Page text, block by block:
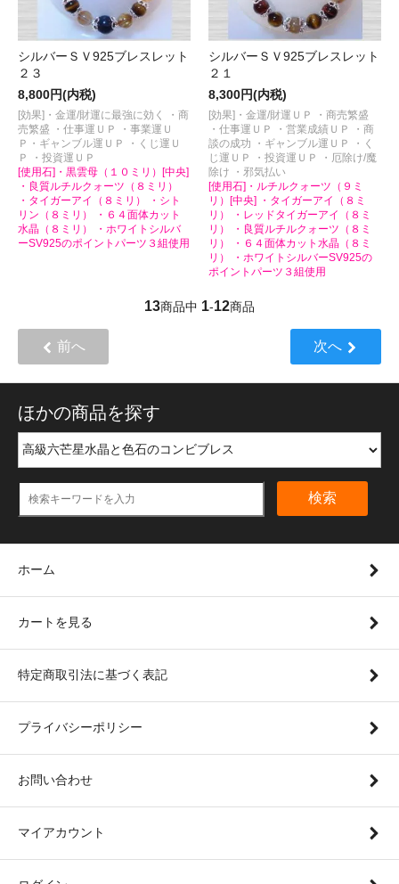
シルバーＳＶ925ブレスレット
２３
8,800円(内税)
[効果]・金運/財運に最強に効く ・商
売繁盛 ・仕事運ＵＰ ・事業運Ｕ
Ｐ・ギャンブル運ＵＰ ・くじ運Ｕ
Ｐ ・投資運ＵＰ
[使用石]・黒雲母（１０ミリ）[中央]
・良質ルチルクォーツ（８ミリ）
・タイガーアイ（８ミリ） ・シト
リン（８ミリ） ・６４面体カット
水晶（８ミリ） ・ホワイトシルバ
ーSV925のポイントパーツ３組使用
シルバーＳＶ925ブレスレット
２１
8,300円(内税)
[効果]・金運/財運ＵＰ ・商売繁盛
・仕事運ＵＰ ・営業成績ＵＰ ・商
談の成功 ・ギャンブル運ＵＰ ・く
じ運ＵＰ ・投資運ＵＰ ・厄除け/魔
除け ・邪気払い
[使用石]・ルチルクォーツ（９ミ
リ）[中央] ・タイガーアイ（８ミ
リ） ・レッドタイガーアイ（８ミ
リ） ・良質ルチルクォーツ（８ミ
リ） ・６４面体カット水晶（８ミ
リ） ・ホワイトシルバーSV925の
ポイントパーツ３組使用
13商品中 1-12商品
前へ 次へ
ほかの商品を探す
検索
ホーム
カートを見る
特定商取引法に基づく表記
プライバシーポリシー
お問い合わせ
マイアカウント